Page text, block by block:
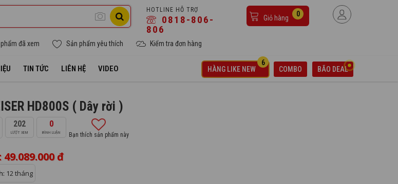
HOTLINE HỖ TRỢ
0818-806-
806
Giỏ hàng 0
đã xem Sản phẩm yêu thích Kiểm tra đơn hàng
TIN TỨC LIÊN HỆ VIDEO HÀNG LIKE NEW
6
COMBO
BÃO DEAL
HD800S ( Dây rời )
202
LƯỢT XEM
0
BÌNH LUẬN Bạn thích sản phẩm này
đ
12 tháng